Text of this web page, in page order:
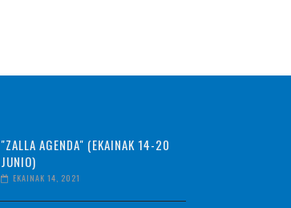
"ZALLA AGENDA" (EKAINAK 14-20
JUNIO)
EKAINAK 14, 2021